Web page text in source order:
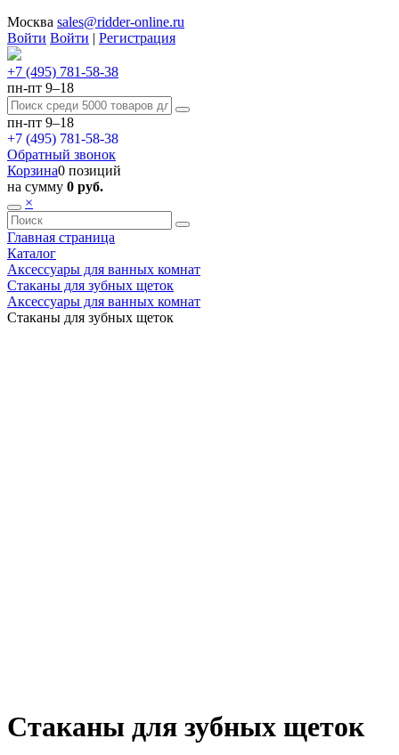
Москва sales@ridder-online.ru
Войти Войти | Регистрация
+7 (495) 781-58-38
пн-пт 9–18
пн-пт 9–18
+7 (495) 781-58-38
Обратный звонок
Корзина0 позиций
на сумму 0 руб.
×
Главная страница
Каталог
Аксессуары для ванных комнат
Стаканы для зубных щеток
Аксессуары для ванных комнат
Стаканы для зубных щеток
Стаканы для зубных щеток